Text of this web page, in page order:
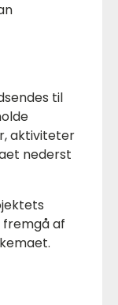
til
aktiviteter
nederst
af